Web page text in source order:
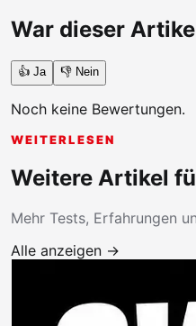
War dieser
👍 Ja 👎 Nein
Noch keine Bewertungen.
WEITERLESEN
Weitere Artikel
Mehr Tests, Erfahrungen
Alle anzeigen →